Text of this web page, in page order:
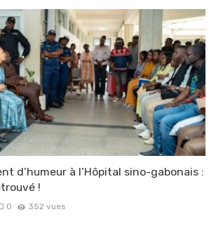
d’humeur à l’Hôpital sino-gabonais :
!
0 352 vues